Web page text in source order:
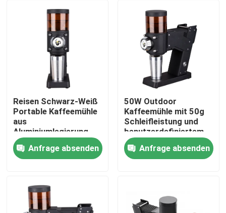
Haus
VR Show
Reisen Schwarz-Weiß
Portable Kaffeemühle
aus
Aluminiumlegierung
und ABS
Anfrage absenden
50W Outdoor
Kaffeemühle mit 50g
Schleifleistung und
benutzerdefiniertem
Logo
Anfrage absenden